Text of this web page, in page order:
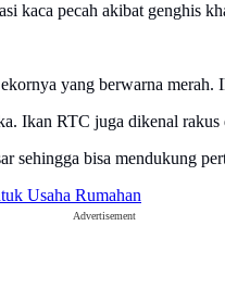
kaca pecah akibat genghis
yang berwarna
Ikan RTC juga dikenal rakus
sehingga bisa mendukung
Usaha Rumahan
Advertisement